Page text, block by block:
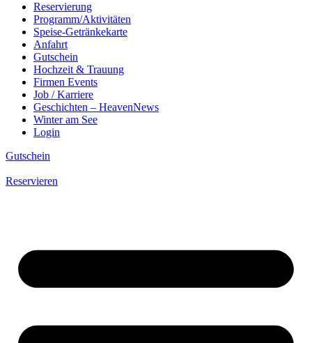
Reservierung
Programm/Aktivitäten
Speise-Getränkekarte
Anfahrt
Gutschein
Hochzeit & Trauung
Firmen Events
Job / Karriere
Geschichten – HeavenNews
Winter am See
Login
Gutschein
Reservieren